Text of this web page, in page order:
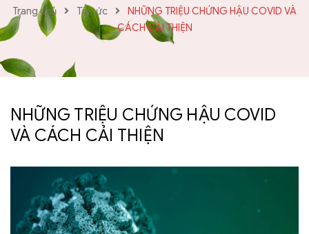
Trang chủ Tin tức
NHỮNG TRIỆU CHỨNG HẬU COVID VÀ
CÁCH CẢI THIỆN
NHỮNG TRIỆU CHỨNG HẬU COVID
VÀ CÁCH CẢI THIỆN